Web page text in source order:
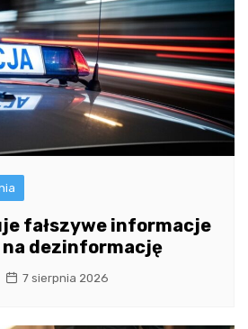
fałszywe informacje
na dezinformację
7 sierpnia 2026